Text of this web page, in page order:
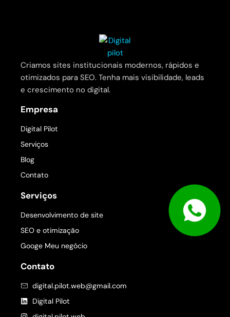
Criamos sites institucionais modernos, rápidos e
otimizados para SEO. Tenha mais visibilidade, leads
e crescimento no digital.
Empresa
Digital Pilot
Serviços
Blog
Contato
Serviços
Desenvolvimento de site
SEO e otimização
Googe Meu negócio
Contato
digital.pilot.web@gmail.com
Digital Pilot